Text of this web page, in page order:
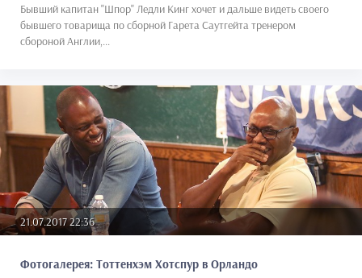
Бывший капитан "Шпор" Ледли Кинг хочет и дальше видеть своего
бывшего товарища по сборной Гарета Саутгейта тренером
сбороной Англии,...
21.07.2017 22:36
Фотогалерея: Тоттенхэм Хотспур в Орландо